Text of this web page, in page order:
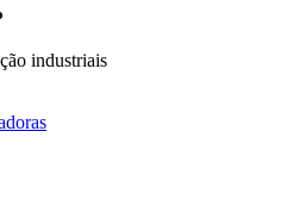
industriais